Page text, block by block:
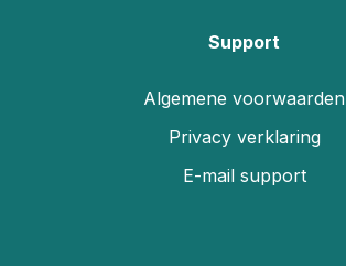
Support
Algemene voorwaarden
Privacy verklaring
E-mail support